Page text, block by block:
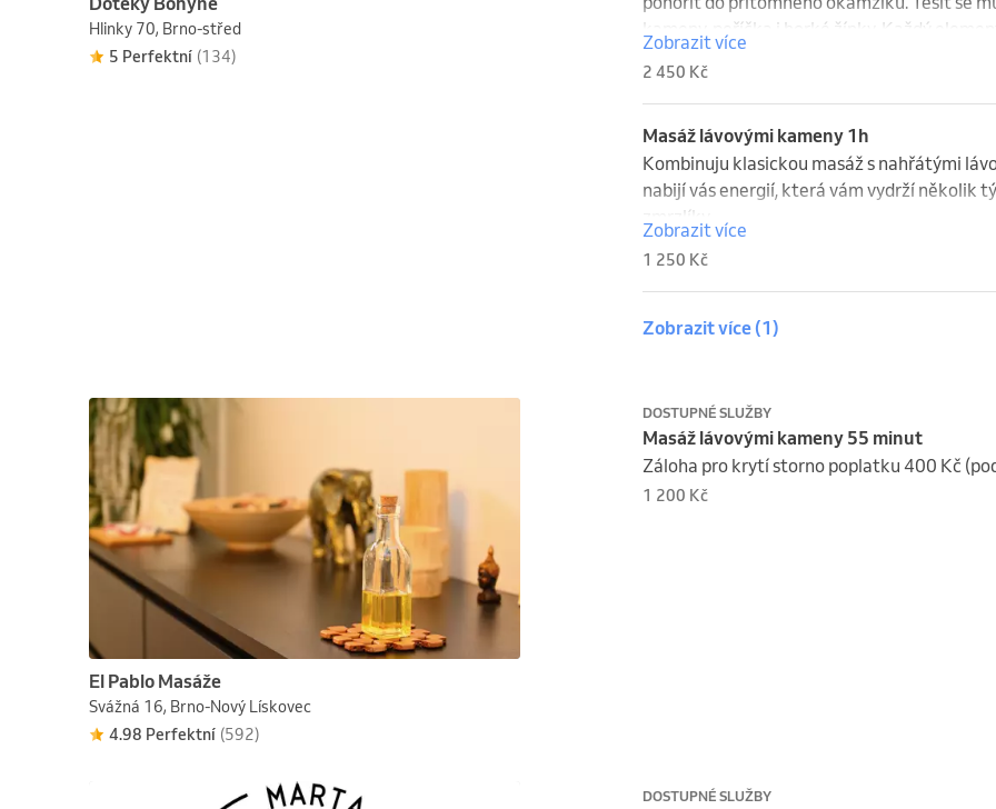
Hlinky 70, Brno-střed
5 Perfektní (134)
kameny, peříčka i horké žínky. Každý
kvalitu doteku, energie i prožitku tak, aby
Zobrazit více
2 450 Kč
Masáž lávovými kameny 1h
Kombinuju klasickou masáž s nahřátými
nabijí vás energií, která vám vydrží několik
zmrzlíky.
Zobrazit více
1 250 Kč
Zobrazit více(1)
El Pablo Masáže
Svážná 16, Brno-Nový Lískovec
4.98 Perfektní (592)
DOSTUPNÉ SLUŽBY
Masáž lávovými kameny 55 minut
Záloha pro krytí storno poplatku 400 Kč
1 200 Kč
DOSTUPNÉ SLUŽBY